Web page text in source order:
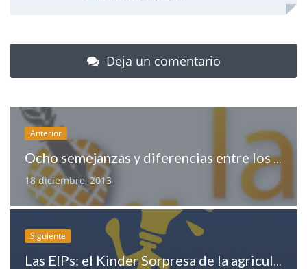
Deja un comentario
Anterior
Ocho semejanzas y diferencias entre los dos mandatos de Arias Cañete
18 diciembre, 2013
Siguiente
Las EIPs: el Kinder Sorpresa de la agricultura